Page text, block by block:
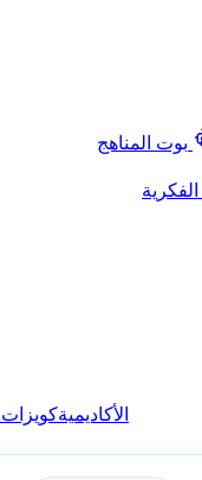
بوت المناهج
الأكاديميةكويزات